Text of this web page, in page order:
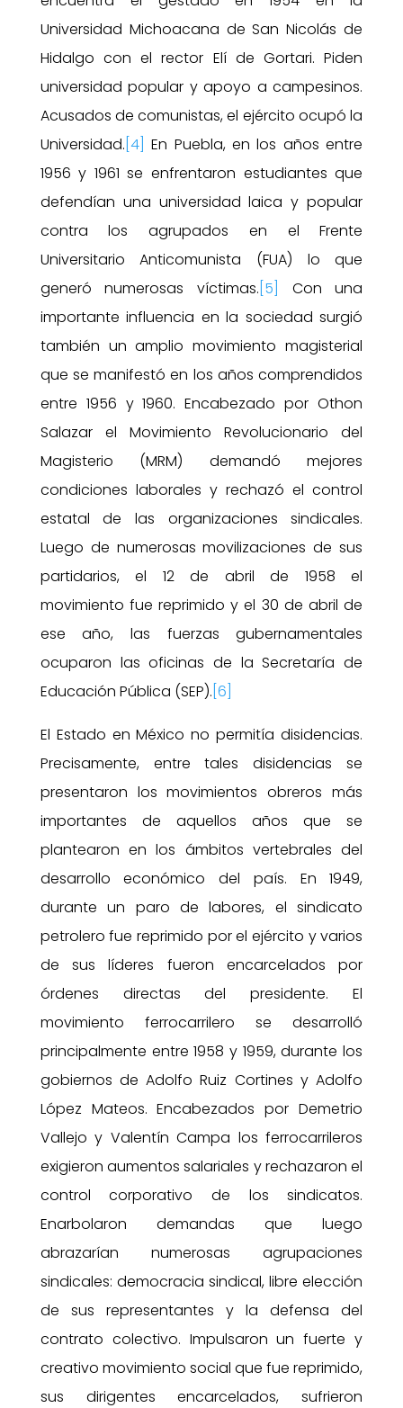
Universidad Michoacana de San Nicolás de
Hidalgo con el rector Elí de Gortari. Piden
universidad popular y apoyo a campesinos.
Acusados de comunistas, el ejército ocupó la
Universidad. [4] En Puebla, en los años entre
1956 y 1961 se enfrentaron estudiantes que
defendían una universidad laica y popular
contra los agrupados en el Frente
Universitario Anticomunista (FUA) lo que
generó numerosas víctimas. [5]
Con una
importante influencia en la sociedad surgió
también un amplio movimiento magisterial
que se manifestó en los años comprendidos
entre 1956 y 1960. Encabezado por Othon
Salazar el Movimiento Revolucionario del
Magisterio (MRM) demandó mejores
condiciones laborales y rechazó el control
estatal de las organizaciones sindicales.
Luego de numerosas movilizaciones de sus
partidarios, el 12 de abril de 1958 el
movimiento fue reprimido y el 30 de abril de
ese año, las fuerzas gubernamentales
ocuparon las oficinas de la Secretaría de
Educación Pública (SEP). [6]
El Estado en México no permitía disidencias.
Precisamente, entre tales disidencias se
presentaron los movimientos obreros más
importantes de aquellos años que se
plantearon en los ámbitos vertebrales del
desarrollo económico del país. En 1949,
durante un paro de labores, el sindicato
petrolero fue reprimido por el ejército y varios
de sus líderes fueron encarcelados por
órdenes directas del presidente. El
movimiento ferrocarrilero se desarrolló
principalmente entre 1958 y 1959, durante los
gobiernos de Adolfo Ruiz Cortines y Adolfo
López Mateos. Encabezados por Demetrio
Vallejo y Valentín Campa los ferrocarrileros
exigieron aumentos salariales y rechazaron el
control corporativo de los sindicatos.
Enarbolaron demandas que luego
abrazarían numerosas agrupaciones
sindicales: democracia sindical, libre elección
de sus representantes y la defensa del
contrato colectivo. Impulsaron un fuerte y
creativo movimiento social que fue reprimido,
sus dirigentes encarcelados, sufrieron